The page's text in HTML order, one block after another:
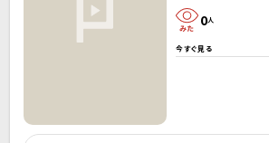
0人
今すぐ見る